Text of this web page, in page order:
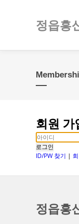
정읍흥
회원 가
로그인
ID/PW 찾기 |
정읍흥